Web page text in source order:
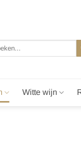
Witte wijn